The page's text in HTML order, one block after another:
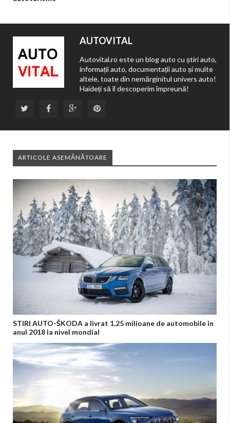
AUTOVITAL
Autovital.ro este un blog auto cu știri auto,
informații auto, documentații auto și multe
altele, toate din nemărginitul univers auto!
Haideți să îl descoperim împreună!
ARTICOLE ASEMĂNĂTOARE
STIRI AUTO-ŠKODA a livrat 1,25 milioane de automobile in
anul 2018 la nivel mondial